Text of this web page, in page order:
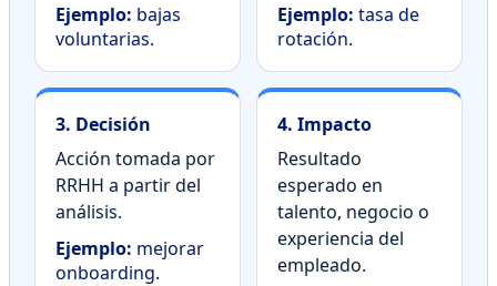
Ejemplo: bajas
voluntarias.
Ejemplo: tasa de
rotación.
3. Decisión
Acción tomada por
RRHH a partir del
análisis.
Ejemplo: mejorar
onboarding.
4. Impacto
Resultado
esperado en
talento, negocio o
experiencia del
empleado.